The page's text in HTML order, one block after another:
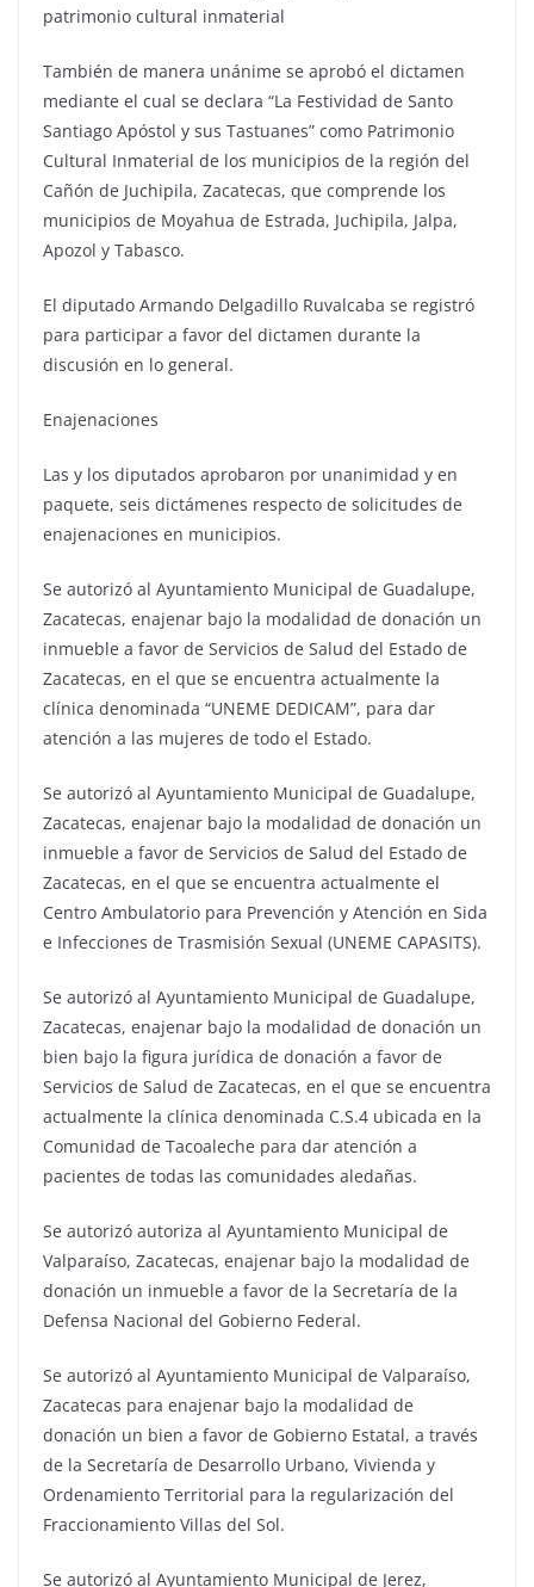
patrimonio cultural inmaterial
También de manera unánime se aprobó el dictamen
mediante el cual se declara “La Festividad de Santo
Santiago Apóstol y sus Tastuanes” como Patrimonio
Cultural Inmaterial de los municipios de la región del
Cañón de Juchipila, Zacatecas, que comprende los
municipios de Moyahua de Estrada, Juchipila, Jalpa,
Apozol y Tabasco.
El diputado Armando Delgadillo Ruvalcaba se registró
para participar a favor del dictamen durante la
discusión en lo general.
Enajenaciones
Las y los diputados aprobaron por unanimidad y en
paquete, seis dictámenes respecto de solicitudes de
enajenaciones en municipios.
Se autorizó al Ayuntamiento Municipal de Guadalupe,
Zacatecas, enajenar bajo la modalidad de donación un
inmueble a favor de Servicios de Salud del Estado de
Zacatecas, en el que se encuentra actualmente la
clínica denominada “UNEME DEDICAM”, para dar
atención a las mujeres de todo el Estado.
Se autorizó al Ayuntamiento Municipal de Guadalupe,
Zacatecas, enajenar bajo la modalidad de donación un
inmueble a favor de Servicios de Salud del Estado de
Zacatecas, en el que se encuentra actualmente el
Centro Ambulatorio para Prevención y Atención en Sida
e Infecciones de Trasmisión Sexual (UNEME CAPASITS).
Se autorizó al Ayuntamiento Municipal de Guadalupe,
Zacatecas, enajenar bajo la modalidad de donación un
bien bajo la figura jurídica de donación a favor de
Servicios de Salud de Zacatecas, en el que se encuentra
actualmente la clínica denominada C.S.4 ubicada en la
Comunidad de Tacoaleche para dar atención a
pacientes de todas las comunidades aledañas.
Se autorizó autoriza al Ayuntamiento Municipal de
Valparaíso, Zacatecas, enajenar bajo la modalidad de
donación un inmueble a favor de la Secretaría de la
Defensa Nacional del Gobierno Federal.
Se autorizó al Ayuntamiento Municipal de Valparaíso,
Zacatecas para enajenar bajo la modalidad de
donación un bien a favor de Gobierno Estatal, a través
de la Secretaría de Desarrollo Urbano, Vivienda y
Ordenamiento Territorial para la regularización del
Fraccionamiento Villas del Sol.
Se autorizó al Ayuntamiento Municipal de Jerez,